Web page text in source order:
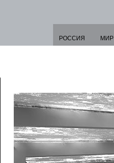
РОССИЯ МИР